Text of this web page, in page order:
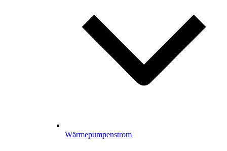
Wärmepumpenstrom